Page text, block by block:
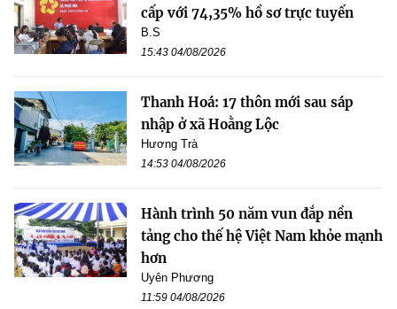
cấp với 74,35% hồ sơ trực tuyến
B.S
15:43 04/08/2026
Thanh Hoá: 17 thôn mới sau sáp
nhập ở xã Hoằng Lộc
Hương Trà
14:53 04/08/2026
Hành trình 50 năm vun đắp nền
tảng cho thế hệ Việt Nam khỏe mạnh
hơn
Uyên Phương
11:59 04/08/2026